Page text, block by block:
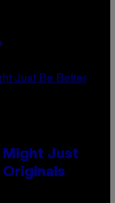
Might Just
Originals